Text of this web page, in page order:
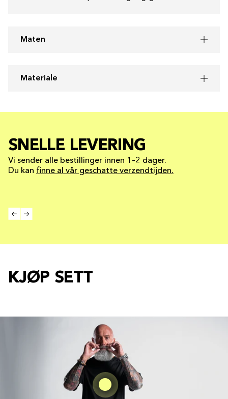
Maten
Materiale
SNELLE LEVERING
Vi sender alle bestillinger innen 1–2 dager.
Du kan finne al vår geschatte verzendtijden.
KJØP SETT